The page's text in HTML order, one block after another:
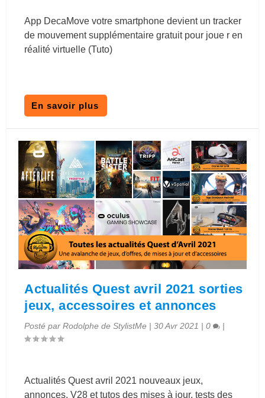
App DecaMove votre smartphone devient un tracker
de mouvement supplémentaire gratuit pour joue r en
réalité virtuelle (Tuto)
En savoir plus
Actualités Quest avril 2021 sorties
jeux, accessoires et annonces
Posté parRodolphe de StylistMe |30 Avr 2021 |0 |
Actualités Quest avril 2021 nouveaux jeux,
annonces, V28 et tutos des mises à jour, tests des